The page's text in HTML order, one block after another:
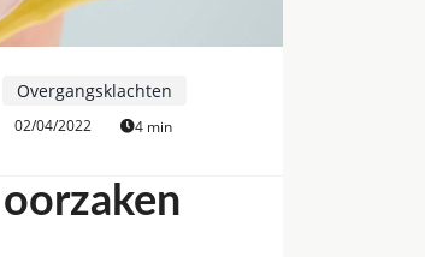
Overgangsklachten
02/04/2022 4 min